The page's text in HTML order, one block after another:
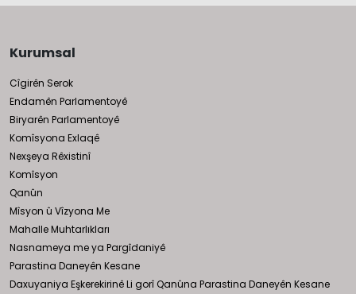
Kurumsal
Cîgirên Serok
Endamên Parlamentoyê
Biryarên Parlamentoyê
Komîsyona Exlaqê
Nexşeya Rêxistinî
Komîsyon
Qanûn
Mîsyon û Vîzyona Me
Mahalle Muhtarlıkları
Nasnameya me ya Pargîdaniyê
Parastina Daneyên Kesane
Daxuyaniya Eşkerekirinê Li gorî Qanûna Parastina Daneyên Kesane